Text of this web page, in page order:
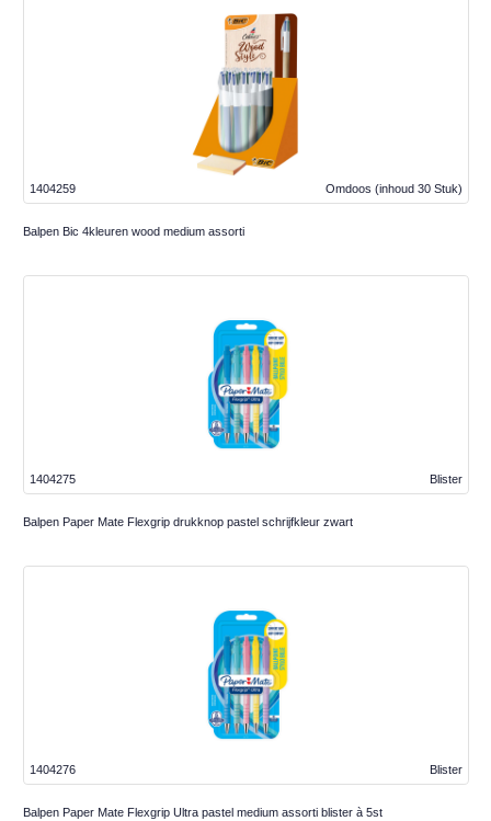
Omdoos (inhoud 30 Stuk)
1404259
Balpen Bic 4kleuren wood medium assorti
Blister
1404275
Balpen Paper Mate Flexgrip drukknop pastel schrijfkleur zwart
Blister
1404276
Balpen Paper Mate Flexgrip Ultra pastel medium assorti blister à 5st